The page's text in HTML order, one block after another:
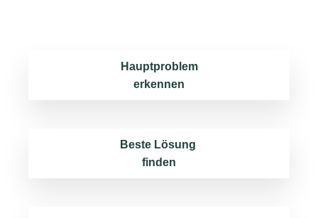
Hauptproblem
erkennen
Beste Lösung
finden